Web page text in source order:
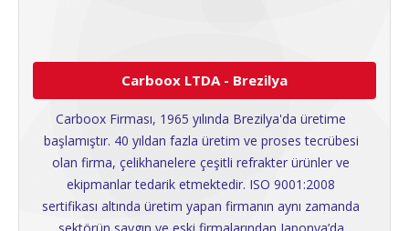
Carboox LTDA - Brezilya
Carboox Firması, 1965 yılında Brezilya'da üretime
başlamıştır. 40 yıldan fazla üretim ve proses tecrübesi
olan firma, çelikhanelere çeşitli refrakter ürünler ve
ekipmanlar tedarik etmektedir. ISO 9001:2008
sertifikası altında üretim yapan firmanın aynı zamanda